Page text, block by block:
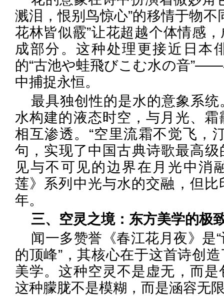
溅泪，恨别鸟惊心”的移情于物不
花林皆似霰”让花超越个体情感
成部分。这种处理更接近日本
的“古池や蛙飛びこむ水の音
中捕捉永恒。
最具独创性的是水的意象系
水构建的液态时空，与月光、
相互渗透。“空里流霜不觉飞，
句，实现了中国古典诗歌最高
见与不可见的边界在月光中消
莲》系列中光与水的交融，但
年。
三、空灵之境：东方美学的极
闻一多赞誉《春江花月夜》是
的顶峰”，其核心在于这首诗创
美学。这种空灵不是虚无，而
这种朦胧不是模糊，而是涵容无